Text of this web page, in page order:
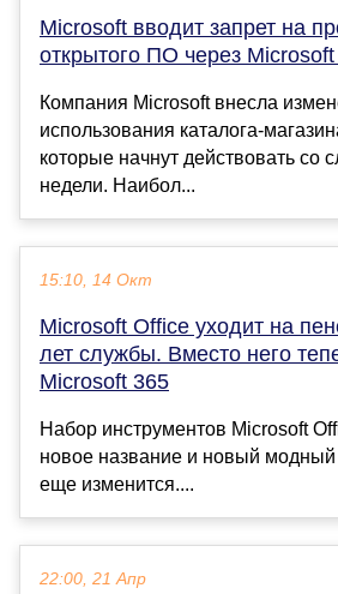
Microsoft вводит запрет на
открытого ПО через
Компания Microsoft внесла
использования каталога-
которые начнут действовать со
недели. Наибол...
15:10, 14 Окт
Microsoft Office уходит на
лет службы. Вместо него
Microsoft 365
Набор инструментов Microsoft
новое название и новый модный
еще изменится....
22:00, 21 Апр